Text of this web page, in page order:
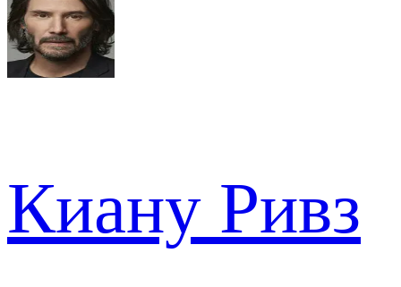
Киану Ривз